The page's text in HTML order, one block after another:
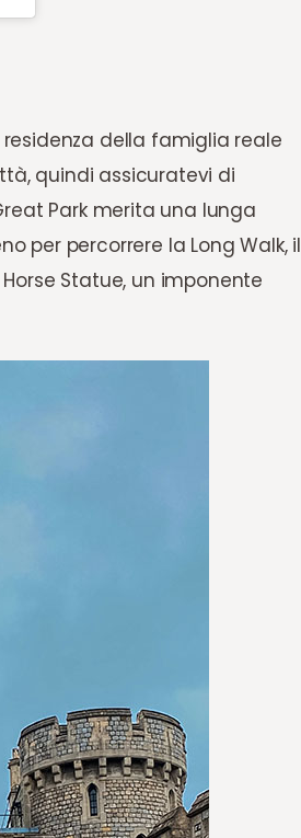
residenza della famiglia reale
quindi assicuratevi di
Park merita una lunga
per percorrere la Long Walk, il
Statue, un imponente